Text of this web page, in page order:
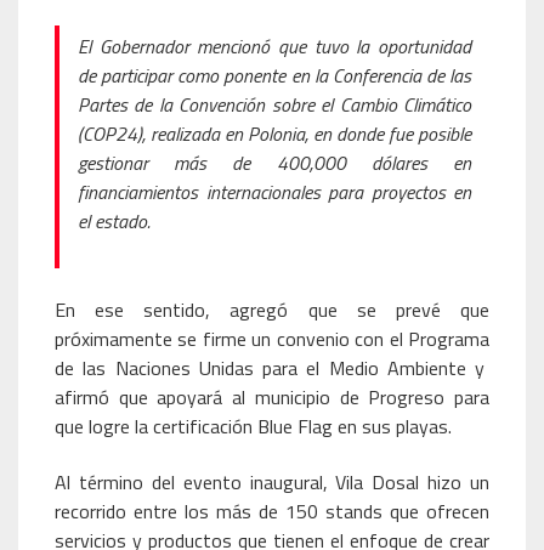
El Gobernador mencionó que tuvo la oportunidad
de participar como ponente en la Conferencia de las
Partes de la Convención sobre el Cambio Climático
(COP24), realizada en Polonia, en donde fue posible
gestionar más de 400,000 dólares en
financiamientos internacionales para proyectos en
el estado.
En ese sentido, agregó que se prevé que
próximamente se firme un convenio con el Programa
de las Naciones Unidas para el Medio Ambiente y
afirmó que apoyará al municipio de Progreso para
que logre la certificación Blue Flag en sus playas.
Al término del evento inaugural, Vila Dosal hizo un
recorrido entre los más de 150 stands que ofrecen
servicios y productos que tienen el enfoque de crear